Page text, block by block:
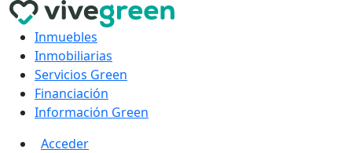
Inmuebles
Inmobiliarias
Servicios Green
Financiación
Información Green
Acceder